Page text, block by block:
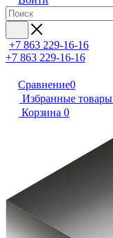
+7 863 229-16-16
+7 863 229-16-16
Сравнение0
Избранные товары
Корзина 0